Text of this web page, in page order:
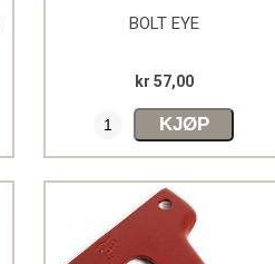
BOLT EYE
kr 57,00
KJØP